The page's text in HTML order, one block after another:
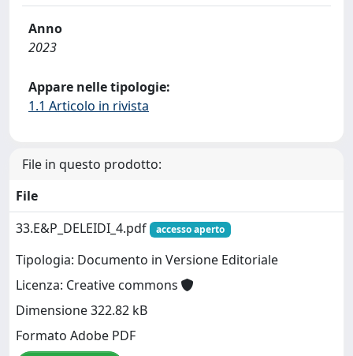
Anno
2023
Appare nelle tipologie:
1.1 Articolo in rivista
File in questo prodotto:
File
33.E&P_DELEIDI_4.pdf
accesso aperto
Tipologia: Documento in Versione Editoriale
Licenza: Creative commons
Dimensione 322.82 kB
Formato Adobe PDF